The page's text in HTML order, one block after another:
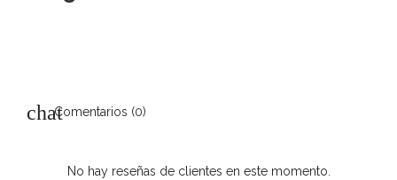
Comentarios (0)
No hay reseñas de clientes en este momento.